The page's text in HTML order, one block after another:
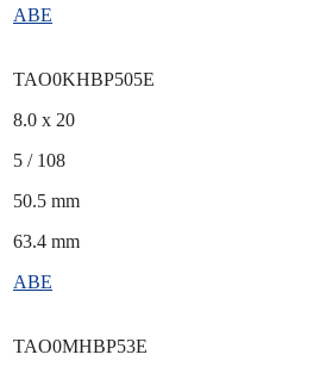
ABE
TAO0KHBP505E
8.0 x 20
5 / 108
50.5 mm
63.4 mm
ABE
TAO0MHBP53E